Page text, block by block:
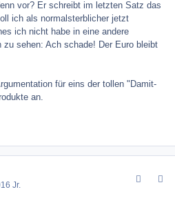
vor? Er schreibt im letzten Satz das
ich als normalsterblicher jetzt
ich nicht habe in eine andere
sehen: Ach schade! Der Euro bleibt
für eins der tollen "Damit-
an.
16 Jr.